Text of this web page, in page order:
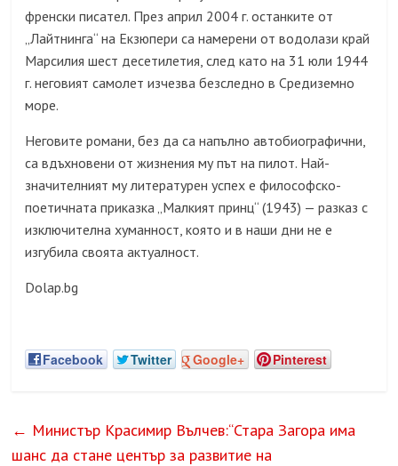
френски писател. През април 2004 г. останките от
„Лайтнинга“ на Екзюпери са намерени от водолази край
Марсилия шест десетилетия, след като на 31 юли 1944
г. неговият самолет изчезва безследно в Средиземно
море.
Неговите романи, без да са напълно автобиографични,
са вдъхновени от жизнения му път на пилот. Най-
значителният му литературен успех е философско-
поетичната приказка „Малкият принц“ (1943) — разказ с
изключителна хуманност, която и в наши дни не е
изгубила своята актуалност.
Dolap.bg
Facebook Twitter Google+ Pinterest
← Министър Красимир Вълчев:“Стара Загора има
шанс да стане център за развитие на